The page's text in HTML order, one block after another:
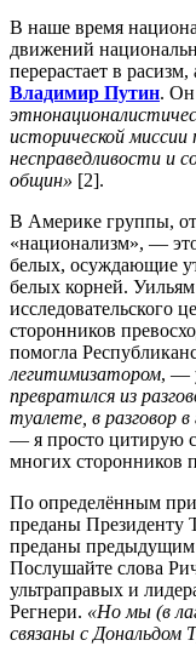
В наше время
движений
перерастает в
Владимир Путин. Он
исторической миссии
несправедливости и
общин» [2].
В Америке группы,
«национализм», —
белых, осуждающие
белых корней.
исследовательского
сторонников
помогла
легитимизатором, —
превратился из
туалете, в разговор
— я просто цитирую
многих сторонников
По определённым
преданы Президенту
преданы предыдущим
Послушайте слова
ультраправых и
Регнери. «Но мы (в
связаны с Дональдом